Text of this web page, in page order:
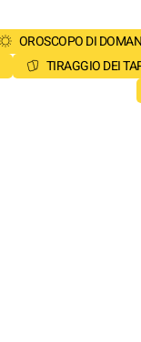
OROSCOPO DI
TIRAGGIO DEI